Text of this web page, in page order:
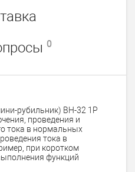
0
рубильник) ВН-32 1Р
проведения и
тока в нормальных
тока в
при коротком
функций